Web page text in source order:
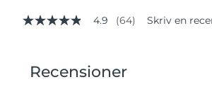
4.9
genomsnittligt
betyg.
4.9 (64) Skriv en